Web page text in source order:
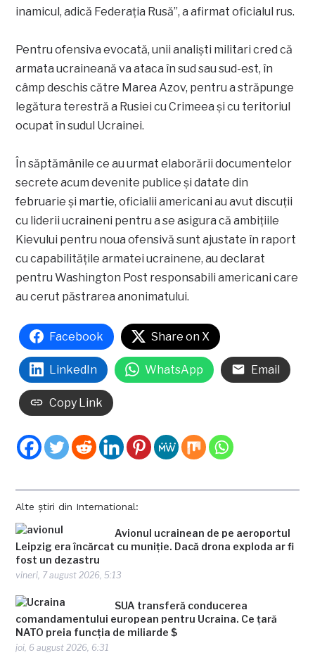
Alte știri din International:
Avionul ucrainean de pe aeroportul
Leipzig era încărcat cu muniție. Dacă drona exploda ar fi
fost un dezastru
vineri, 7 august 2026, 5:13
SUA transferă conducerea
comandamentului european pentru Ucraina. Ce țară
NATO preia funcția de miliarde $
joi, 6 august 2026, 6:31
inamicul, adică Federaţia Rusă”, a afirmat oficialul rus.
Pentru ofensiva evocată, unii analişti militari cred că
armata ucraineană va ataca în sud sau sud-est, în
câmp deschis către Marea Azov, pentru a străpunge
legătura terestră a Rusiei cu Crimeea şi cu teritoriul
ocupat în sudul Ucrainei.
În săptămânile ce au urmat elaborării documentelor
secrete acum devenite publice şi datate din
februarie şi martie, oficialii americani au avut discuţii
cu liderii ucraineni pentru a se asigura că ambiţiile
Kievului pentru noua ofensivă sunt ajustate în raport
cu capabilităţile armatei ucrainene, au declarat
pentru Washington Post responsabili americani care
au cerut păstrarea anonimatului.
Facebook Share on X
LinkedIn WhatsApp Email
Copy Link